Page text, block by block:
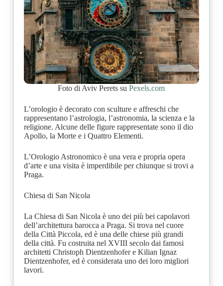
Foto di Aviv Perets suPexels.com
L’orologio è decorato con sculture e affreschi che
rappresentano l’astrologia, l’astronomia, la scienza e la
religione. Alcune delle figure rappresentate sono il dio
Apollo, la Morte e i Quattro Elementi.
L’Orologio Astronomico è una vera e propria opera
d’arte e una visita è imperdibile per chiunque si trovi a
Praga.
Chiesa di San Nicola
La Chiesa di San Nicola è uno dei più bei capolavori
dell’architettura barocca a Praga. Si trova nel cuore
della Città Piccola, ed è una delle chiese più grandi
della città. Fu costruita nel XVIII secolo dai famosi
architetti Christoph Dientzenhofer e Kilian Ignaz
Dientzenhofer, ed è considerata uno dei loro migliori
lavori.